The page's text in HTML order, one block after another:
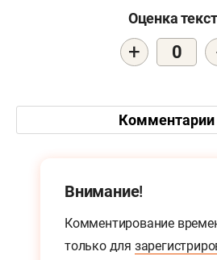
Оценка
+ 0
Комментарии
Внимание!
Комментирование
только для